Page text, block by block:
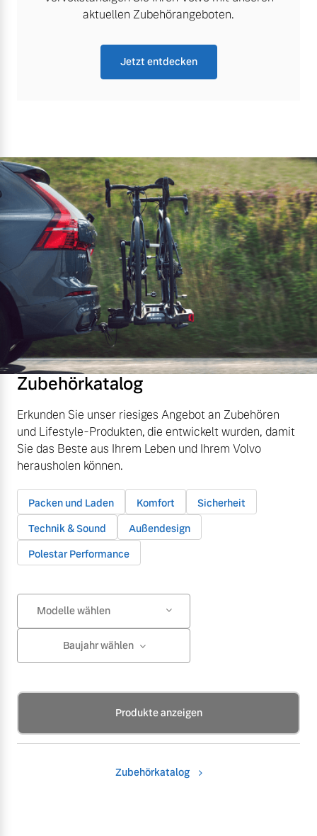
aktuellen Zubehörangeboten.
Jetzt entdecken
Zubehörkatalog
Erkunden Sie unser riesiges Angebot an Zubehören
und Lifestyle-Produkten, die entwickelt wurden, damit
Sie das Beste aus Ihrem Leben und Ihrem Volvo
herausholen können.
Packen und Laden Komfort
Sicherheit
Technik & Sound
Außendesign
Polestar Performance
Modelle wählen
Baujahr wählen
Produkte anzeigen
Zubehörkatalog